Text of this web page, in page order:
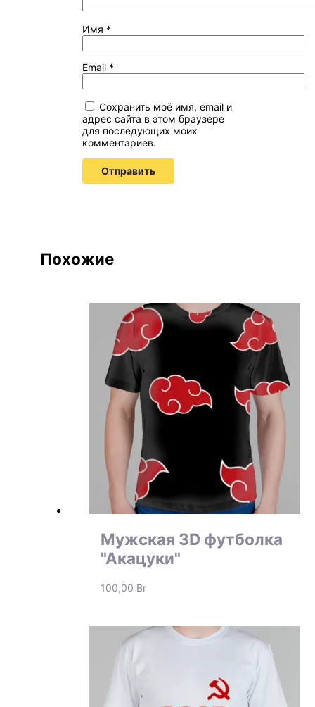
Имя *
Email *
Сохранить моё имя, email и
адрес сайта в этом браузере
для последующих моих
комментариев.
Похожие
Мужская 3D футболка
"Акацуки"
100,00 Br